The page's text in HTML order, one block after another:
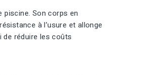
Son corps en
à l’usure et allonge
de réduire les coûts